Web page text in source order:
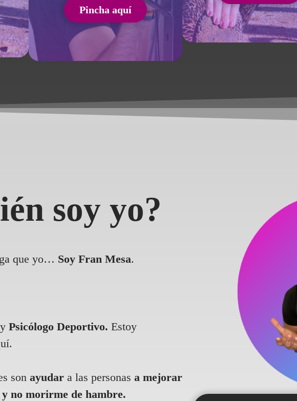
Pincha aquí
soy yo?
que yo… Soy Fran Mesa.
y Psicólogo Deportivo. Estoy
son ayudar a las personas a mejorar
no morirme de hambre.